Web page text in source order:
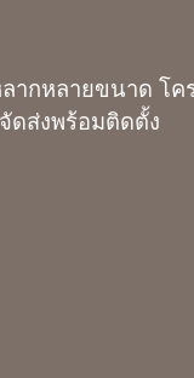
ากหลายขนาด โค
ดส่งพร้อมติดตั้ง